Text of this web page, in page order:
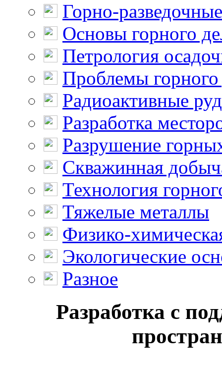
Горно-
Основы горного
Петрология
Проблемы горного
Радиоактивные
Разработка
Разрушение
Скважинная
Технология
Тяжелые металлы
Физико-
Экологические
Разное
Разработка с